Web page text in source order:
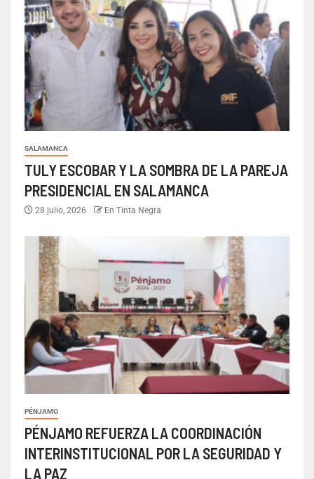
SALAMANCA
TULY ESCOBAR Y LA SOMBRA DE LA PAREJA
PRESIDENCIAL EN SALAMANCA
28 julio, 2026 En Tinta Negra
PÉNJAMO
PÉNJAMO REFUERZA LA COORDINACIÓN
INTERINSTITUCIONAL POR LA SEGURIDAD Y
LA PAZ